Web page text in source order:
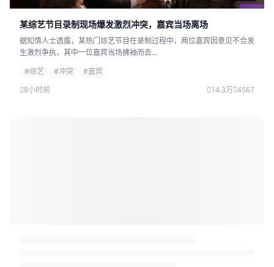
某综艺节目录制现场爆发激烈冲突，嘉宾当场离场
据知情人士透露，某热门综艺节目在录制过程中，两位嘉宾因意见不合发
生激烈争执，其中一位嘉宾当场拂袖而去...
#综艺
#冲突
#嘉宾
8小时前
14.3万 4567